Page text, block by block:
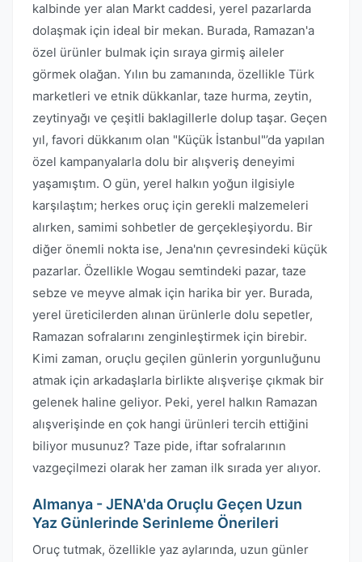
kalbinde yer alan Markt caddesi, yerel pazarlarda
dolaşmak için ideal bir mekan. Burada, Ramazan'a
özel ürünler bulmak için sıraya girmiş aileler
görmek olağan. Yılın bu zamanında, özellikle Türk
marketleri ve etnik dükkanlar, taze hurma, zeytin,
zeytinyağı ve çeşitli baklagillerle dolup taşar. Geçen
yıl, favori dükkanım olan "Küçük İstanbul"’da yapılan
özel kampanyalarla dolu bir alışveriş deneyimi
yaşamıştım. O gün, yerel halkın yoğun ilgisiyle
karşılaştım; herkes oruç için gerekli malzemeleri
alırken, samimi sohbetler de gerçekleşiyordu. Bir
diğer önemli nokta ise, Jena'nın çevresindeki küçük
pazarlar. Özellikle Wogau semtindeki pazar, taze
sebze ve meyve almak için harika bir yer. Burada,
yerel üreticilerden alınan ürünlerle dolu sepetler,
Ramazan sofralarını zenginleştirmek için birebir.
Kimi zaman, oruçlu geçilen günlerin yorgunluğunu
atmak için arkadaşlarla birlikte alışverişe çıkmak bir
gelenek haline geliyor. Peki, yerel halkın Ramazan
alışverişinde en çok hangi ürünleri tercih ettiğini
biliyor musunuz? Taze pide, iftar sofralarının
vazgeçilmezi olarak her zaman ilk sırada yer alıyor.
Almanya - JENA'da Oruçlu Geçen Uzun
Yaz Günlerinde Serinleme Önerileri
Oruç tutmak, özellikle yaz aylarında, uzun günler